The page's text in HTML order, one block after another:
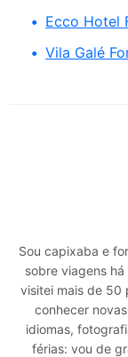
Ecco Hotel
Vila Galé
Sou capixaba e
sobre viagens há
visitei mais de 50
conhecer
idiomas,
férias: vou de